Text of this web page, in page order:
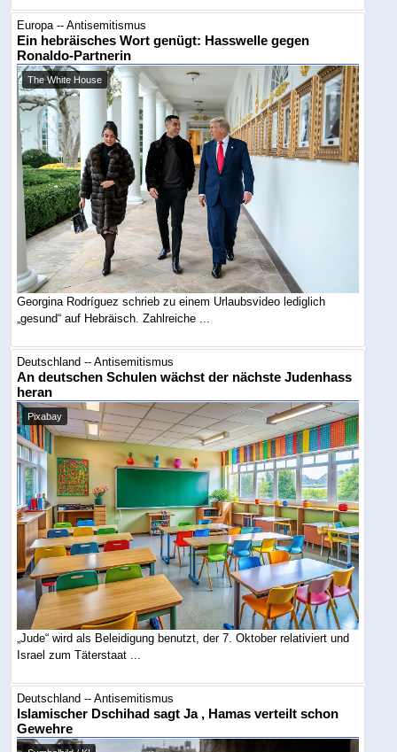
Europa -- Antisemitismus
Ein hebräisches Wort genügt: Hasswelle gegen
Ronaldo-Partnerin
The White House
Georgina Rodríguez schrieb zu einem Urlaubsvideo lediglich
„gesund“ auf Hebräisch. Zahlreiche ...
Deutschland -- Antisemitismus
An deutschen Schulen wächst der nächste Judenhass
heran
Pixabay
„Jude“ wird als Beleidigung benutzt, der 7. Oktober relativiert und
Israel zum Täterstaat ...
Deutschland -- Antisemitismus
Islamischer Dschihad sagt Ja , Hamas verteilt schon
Gewehre